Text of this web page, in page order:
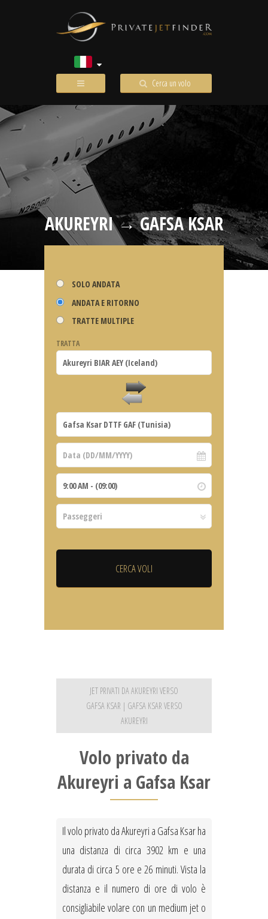
Cerca un volo
AKUREYRI → GAFSA KSAR
SOLO ANDATA
ANDATA E RITORNO
TRATTE MULTIPLE
TRATTA
JET PRIVATI DA AKUREYRI VERSO
GAFSA KSAR | GAFSA KSAR VERSO
AKUREYRI
Volo privato da
Akureyri a Gafsa Ksar
Il volo privato da Akureyri a Gafsa Ksar ha
una distanza di circa 3902 km e una
durata di circa 5 ore e 26 minuti. Vista la
distanza e il numero di ore di volo è
consigliabile volare con un medium jet o